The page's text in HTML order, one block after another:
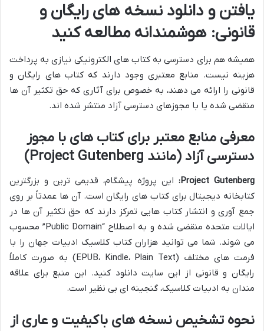
یافتن و دانلود نسخه های رایگان و
قانونی: هوشمندانه مطالعه کنید
همیشه هم برای دسترسی به کتاب های الکترونیکی نیازی به پرداخت
هزینه نیست. منابع معتبری وجود دارند که کتاب های رایگان و
قانونی را ارائه می دهند، به خصوص برای آثاری که حق تکثیر آن ها
منقضی شده یا با مجوزهای دسترسی آزاد منتشر شده اند.
معرفی منابع معتبر برای کتاب های با مجوز
دسترسی آزاد (مانند Project Gutenberg)
Project Gutenberg:
این پروژه پیشگام، قدیمی ترین و بزرگترین
کتابخانه دیجیتال برای کتاب های رایگان است. آن ها عمدتاً بر روی
جمع آوری و انتشار کتاب هایی تمرکز دارند که حق تکثیر آن ها در
ایالات متحده منقضی شده و به اصطلاح “Public Domain” محسوب
می شوند. شما می توانید هزاران کتاب کلاسیک ادبیات جهان را با
فرمت های مختلف (EPUB، Kindle، Plain Text) به صورت کاملاً
رایگان و قانونی از این سایت دانلود کنید. این منبع برای علاقه
مندان به ادبیات کلاسیک، گنجینه ای بی نظیر است.
نحوه تشخیص نسخه های باکیفیت و عاری از